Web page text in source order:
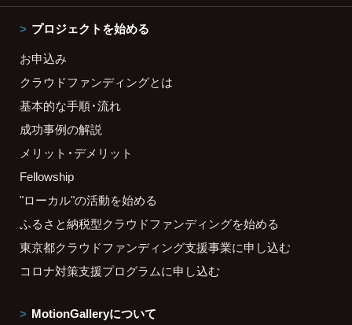
プロジェクトを始める
お申込み
クラウドファンディングとは
基本的な手順・流れ
成功事例の解説
メリット・デメリット
Fellowship
"ローカル"の活動を始める
ふるさと納税型クラウドファンディングを始める
東京都クラウドファンディング支援事業に申し込む
コロナ対策支援プログラムに申し込む
MotionGalleryについて